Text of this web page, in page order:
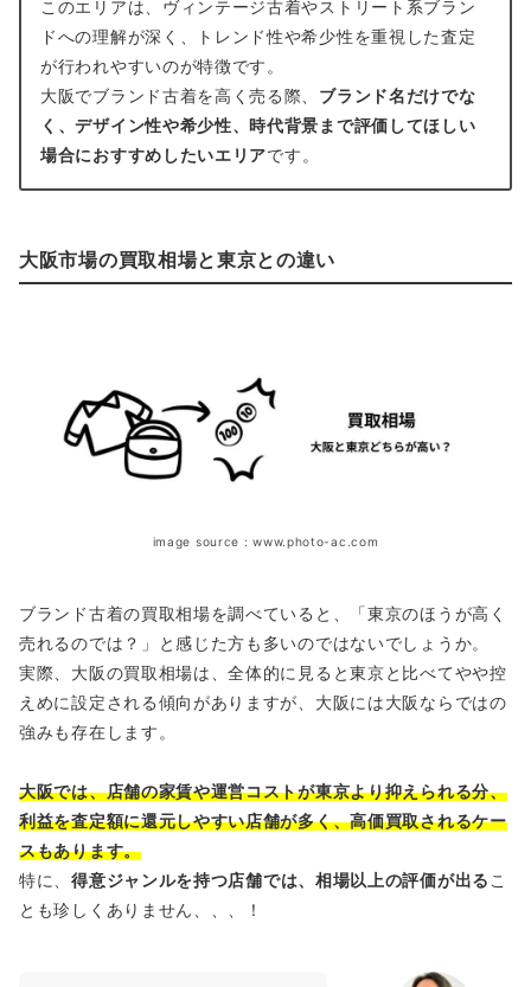
このエリアは、ヴィンテージ古着やストリート系ブラン
ドへの理解が深く、トレンド性や希少性を重視した査定
が行われやすいのが特徴です。
大阪でブランド古着を高く売る際、 ブランド名だけでな
く、デザイン性や希少性、時代背景まで評価してほしい
場合におすすめしたいエリアです。
大阪市場の買取相場と東京との違い
image source : www.photo-ac.com
ブランド古着の買取相場を調べていると、「東京のほうが高く
売れるのでは？」と感じた方も多いのではないでしょうか。
実際、大阪の買取相場は、全体的に見ると東京と比べてやや控
えめに設定される傾向がありますが、大阪には大阪ならではの
強みも存在します。
大阪では、店舗の家賃や運営コストが東京より抑えられる分、
利益を査定額に還元しやすい店舗が多く、高価買取されるケー
スもあります。
特に、得意ジャンルを持つ店舗では、相場以上の評価が出る こ
とも珍しくありません、、、！